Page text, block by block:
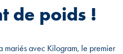
de poids !
mariés avec Kilogram, le premier